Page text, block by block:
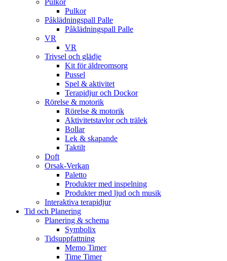
Pulkor
Påklädningspall Palle
Påklädningspall Palle
VR
VR
Trivsel och glädje
Kit för äldreomsorg
Pussel
Spel & aktivitet
Terapidjur och Dockor
Rörelse & motorik
Rörelse & motorik
Aktivitetstavlor och trälek
Bollar
Lek & skapande
Taktilt
Doft
Orsak-Verkan
Paletto
Produkter med inspelning
Produkter med ljud och musik
Interaktiva terapidjur
Tid och Planering
Planering & schema
Symbolix
Tidsuppfattning
Memo Timer
Time Timer